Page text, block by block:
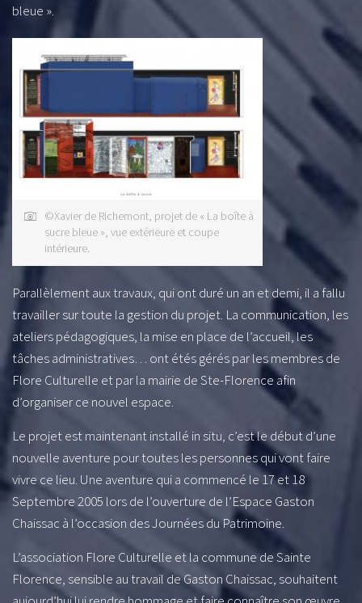
bleue ».
©Xavier de Richemont, projet de « La boîte à
sucre bleue », vue extérieure et coupe
intérieure.
Parallèlement aux travaux, qui ont duré un an et demi, il a fallu
travailler sur toute la gestion du projet. La communication, les
ateliers pédagogiques, la mise en place de l’accueil, les
tâches administratives… ont étés gérés par les membres de
Flore Culturelle et par la mairie de Ste-Florence afin
d’organiser ce nouvel espace.
Le projet est maintenant installé in situ, c’est le début d’une
nouvelle aventure pour toutes les personnes qui vont faire
vivre ce lieu. Une aventure qui a commencé le 17 et 18
Septembre 2005 lors de l’ouverture de l’Espace Gaston
Chaissac à l’occasion des Journées du Patrimoine.
L’association Flore Culturelle et la commune de Sainte
Florence, sensible au travail de Gaston Chaissac, souhaitent